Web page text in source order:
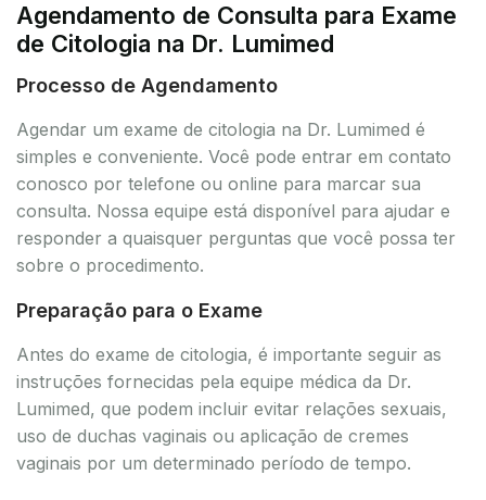
Agendamento de Consulta para Exame
de Citologia na Dr. Lumimed
Processo de Agendamento
Agendar um exame de citologia na Dr. Lumimed é
simples e conveniente. Você pode entrar em contato
conosco por telefone ou online para marcar sua
consulta. Nossa equipe está disponível para ajudar e
responder a quaisquer perguntas que você possa ter
sobre o procedimento.
Preparação para o Exame
Antes do exame de citologia, é importante seguir as
instruções fornecidas pela equipe médica da Dr.
Lumimed, que podem incluir evitar relações sexuais,
uso de duchas vaginais ou aplicação de cremes
vaginais por um determinado período de tempo.